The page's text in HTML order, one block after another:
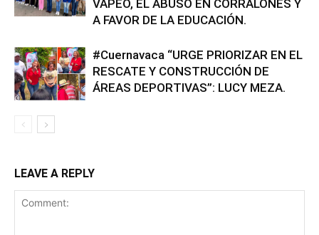
VAPEO, EL ABUSO EN CORRALONES Y
A FAVOR DE LA EDUCACIÓN.
#Cuernavaca “URGE PRIORIZAR EN EL
RESCATE Y CONSTRUCCIÓN DE
ÁREAS DEPORTIVAS”: LUCY MEZA.
LEAVE A REPLY